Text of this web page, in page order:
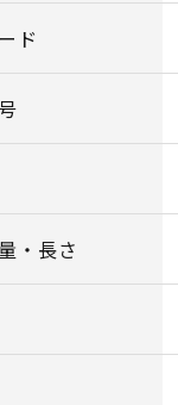
ド
・長さ